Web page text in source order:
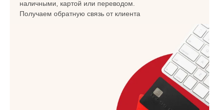
наличными, картой или переводом.
Получаем обратную связь от клиента